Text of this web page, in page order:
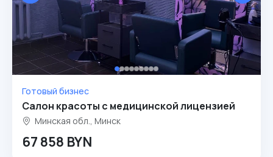
Готовый бизнес
Салон красоты с медицинской лицензией
Минская обл., Минск
67 858 BYN